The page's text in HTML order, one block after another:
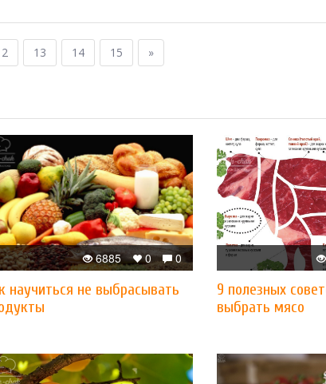
13 14 15 »
0
0
6885
научиться не выбрасывать
9 полезных
выбрать мясо